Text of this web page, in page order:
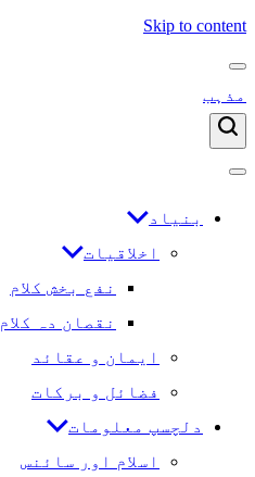
Skip to content
مذہب
بنیاد
اخلاقیات
نفع بخش کلام
نقصان دہ کلام
ایمان و عقائد
فضائل و برکات
دلچسپ معلومات
اسلام اور سائنس